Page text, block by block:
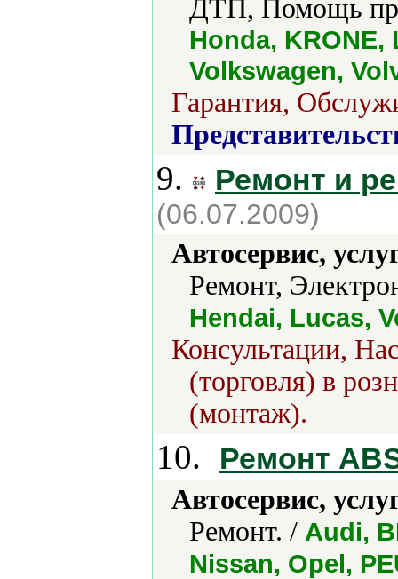
ДТП, Помощь
Honda,
Volkswagen,
Гарантия,
9. Ремонт и
(06.07.2009)
Автосервис,
Ремонт,
Hendai, Lucas,
Консультации,
(торговля) в
(монтаж).
10. Ремонт
Автосервис,
Ремонт. / Audi,
Nissan, Opel,